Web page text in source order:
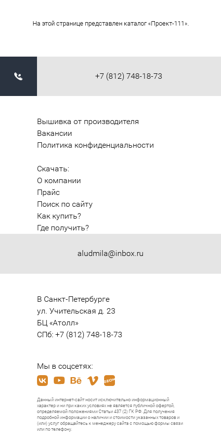
На этой странице представлен каталог «Проект-111».
+7 (812) 748-18-73
aludmila@inbox.ru
Вышивка от производителя
Вакансии
Политика конфиденциальности
Скачать:
О компании
Прайс
Поиск по сайту
Как купить?
Где получить?
В Санкт-Петербурге
ул. Учительская д. 23
БЦ «Атолл»
СПб: +7 (812) 748-18-73
Мы в соцсетях:
Данный интернет-сайт носит исключительно информационный
характер и ни при каких условиях не является публичной офертой,
определяемой положениями Статьи 437 (2) ГК РФ. Для получения
подробной информации о наличии и стоимости указанных товаров и
(или) услуг обращайтесь к менеджеру сайта с помощью формы связи
или по телефону.